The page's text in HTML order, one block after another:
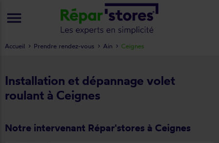
Installation et dépannage volet
roulant à Ceignes
Notre intervenant Répar'stores à Ceignes
Accueil Prendre rendez-vous Ain Ceignes
menu